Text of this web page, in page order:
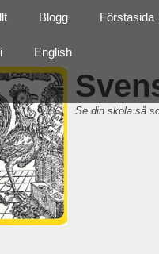
Se din skola så
meny
Blogg Förstasida
English